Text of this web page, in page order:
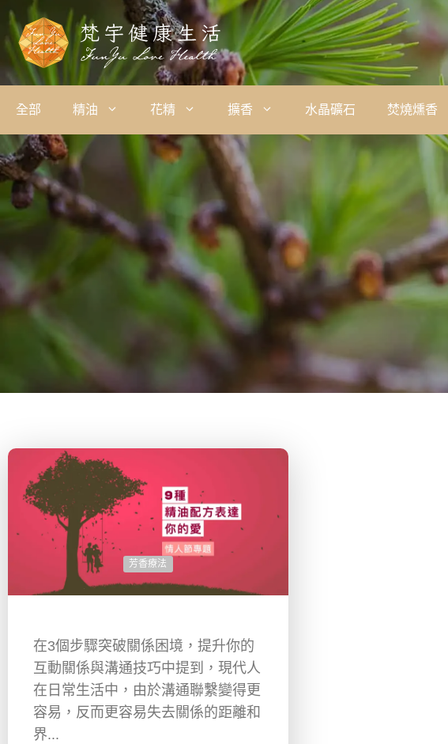
全部 精油 花精 擴香 水晶礦石 焚燒燻香
芳香療法
在3個步驟突破關係困境，提升你的
互動關係與溝通技巧中提到，現代人
在日常生活中，由於溝通聯繫變得更
容易，反而更容易失去關係的距離和
界...